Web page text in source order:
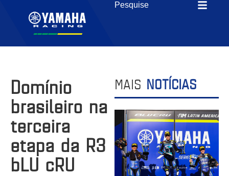
Domínio
brasileiro na
terceira
etapa da R3
bLU cRU
MAIS NOTÍCIAS